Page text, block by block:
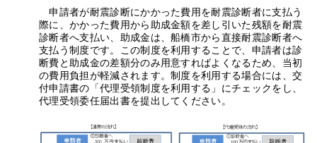
申請者が耐震診断にかかった費用を耐震診断者に支払う
際に、かかった費用から助成金額を差し引いた残額を耐震
診断者へ支払い、助成金は、船橋市から直接耐震診断者へ
支払う制度です。この制度を利用することで、申請者は診
断費と助成金の差額分のみ用意すればよくなるため、当初
の費用負担が軽減されます。制度を利用する場合には、交
付申請書の「代理受領制度を利用する」にチェックをし、
代理受領委任届出書を提出してください。